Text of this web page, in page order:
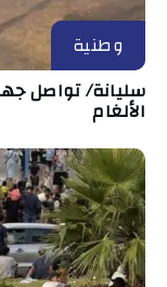
وطنية
سليانة/ تواصل
الألغام